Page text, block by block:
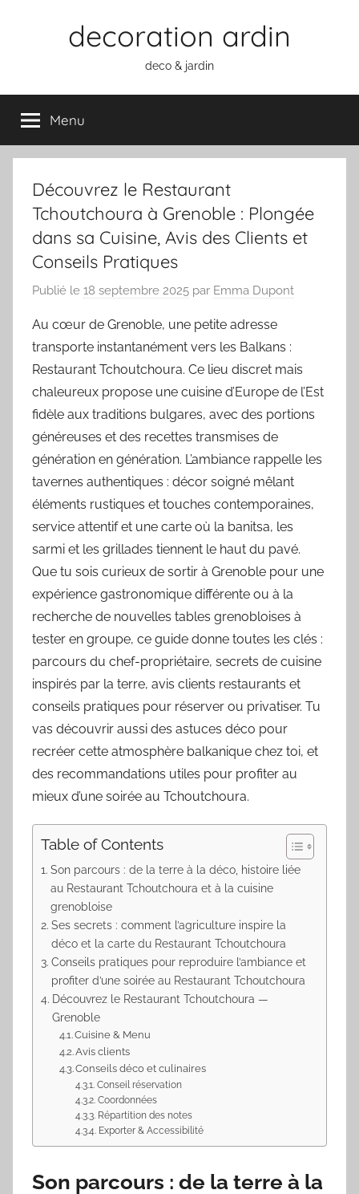
decoration ardin
deco & jardin
Menu
Découvrez le Restaurant
Tchoutchoura à Grenoble : Plongée
dans sa Cuisine, Avis des Clients et
Conseils Pratiques
Publié le 18 septembre 2025 par Emma Dupont
Au cœur de Grenoble, une petite adresse
transporte instantanément vers les Balkans :
Restaurant Tchoutchoura. Ce lieu discret mais
chaleureux propose une cuisine d’Europe de l’Est
fidèle aux traditions bulgares, avec des portions
généreuses et des recettes transmises de
génération en génération. L’ambiance rappelle les
tavernes authentiques : décor soigné mêlant
éléments rustiques et touches contemporaines,
service attentif et une carte où la banitsa, les
sarmi et les grillades tiennent le haut du pavé.
Que tu sois curieux de sortir à Grenoble pour une
expérience gastronomique différente ou à la
recherche de nouvelles tables grenobloises à
tester en groupe, ce guide donne toutes les clés :
parcours du chef-propriétaire, secrets de cuisine
inspirés par la terre, avis clients restaurants et
conseils pratiques pour réserver ou privatiser. Tu
vas découvrir aussi des astuces déco pour
recréer cette atmosphère balkanique chez toi, et
des recommandations utiles pour profiter au
mieux d’une soirée au Tchoutchoura.
Table of Contents
Son parcours : de la terre à la déco, histoire liée
au Restaurant Tchoutchoura et à la cuisine
grenobloise
Ses secrets : comment l’agriculture inspire la
déco et la carte du Restaurant Tchoutchoura
Conseils pratiques pour reproduire l’ambiance et
profiter d’une soirée au Restaurant Tchoutchoura
Découvrez le Restaurant Tchoutchoura —
Grenoble
Cuisine & Menu
Avis clients
Conseils déco et culinaires
Conseil réservation
Coordonnées
Répartition des notes
Exporter & Accessibilité
Son parcours : de la terre à la